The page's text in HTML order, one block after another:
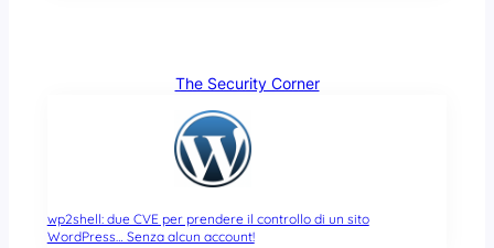
The Security Corner
wp2shell: due CVE per prendere il controllo di un sito
WordPress… Senza alcun account!